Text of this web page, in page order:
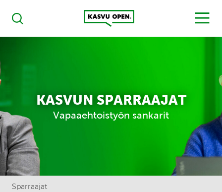
Haku
Kasvu Open
MENU
KASVUN SPARRAAJAT
Vapaaehtoistyön sankarit
Sparraajat